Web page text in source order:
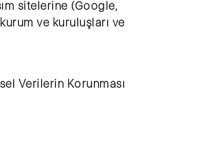
sitelerine (Google,
ve kuruluşları ve
Verilerin Korunması